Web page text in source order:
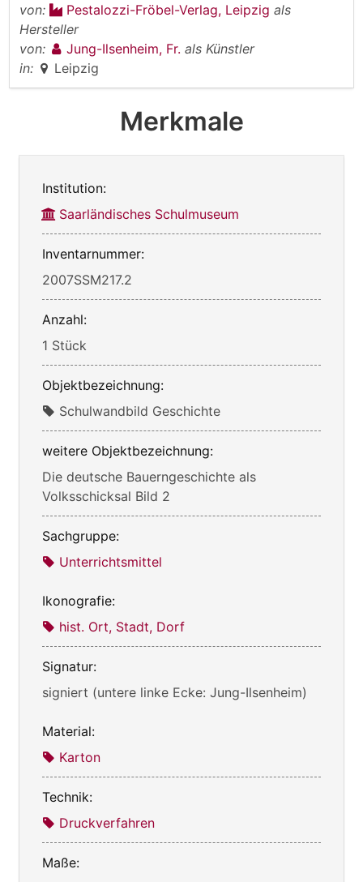
von:
Pestalozzi-Fröbel-Verlag, Leipzig als
Hersteller
von:
Jung-Ilsenheim, Fr. als Künstler
in:
Leipzig
Merkmale
Institution:
Saarländisches Schulmuseum
Inventarnummer:
2007SSM217.2
Anzahl:
1 Stück
Objektbezeichnung:
Schulwandbild Geschichte
weitere Objektbezeichnung:
Die deutsche Bauerngeschichte als
Volksschicksal Bild 2
Sachgruppe:
Unterrichtsmittel
Ikonografie:
hist. Ort, Stadt, Dorf
Signatur:
signiert (untere linke Ecke: Jung-Ilsenheim)
Material:
Karton
Technik:
Druckverfahren
Maße: